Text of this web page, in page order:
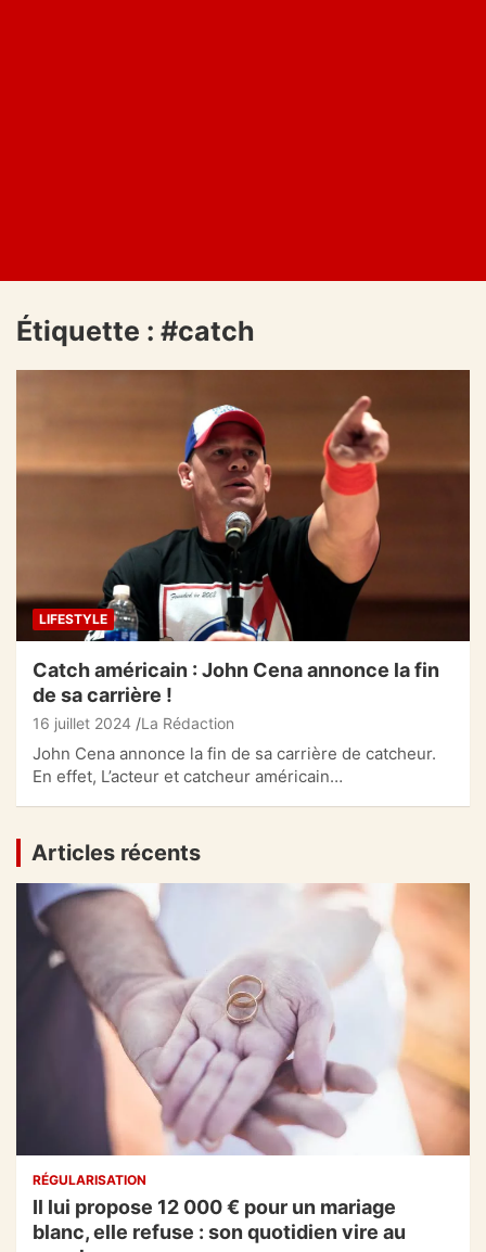
Étiquette : #catch
LIFESTYLE
Catch américain : John Cena annonce la fin
de sa carrière !
16 juillet 2024 La Rédaction
John Cena annonce la fin de sa carrière de catcheur.
En effet, L’acteur et catcheur américain…
Articles récents
RÉGULARISATION
Il lui propose 12 000 € pour un mariage
blanc, elle refuse : son quotidien vire au